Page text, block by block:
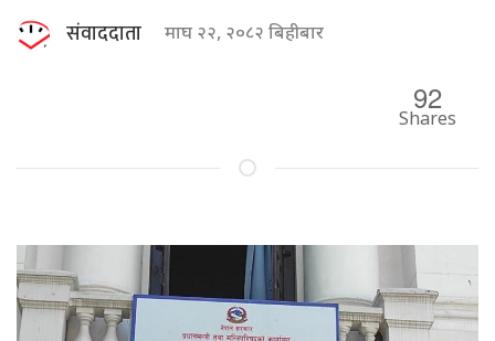
संवाददाता माघ २२, २०८२ बिहीबार
92
Shares